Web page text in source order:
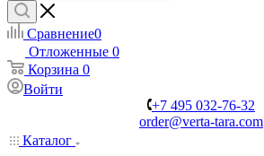
Сравнение0
Отложенные 0
Корзина 0
Войти
+7 495 032-76-32
order@verta-tara.com
Каталог